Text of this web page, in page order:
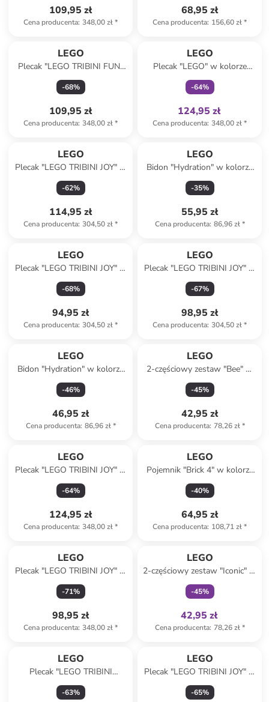
109,95 zł
Cena producenta: 348,00 zł*
68,95 zł
Cena producenta: 156,60 zł*
LEGO
Plecak "LEGO TRIBINI FUN"
w kolorze czarnym - 29 x 37 x
13 cm
-68%
109,95 zł
Cena producenta: 348,00 zł*
LEGO
Plecak "LEGO" w kolorze
zielonym - 20 x 29 x 10 cm
-64%
124,95 zł
Cena producenta: 348,00 zł*
LEGO
Plecak "LEGO TRIBINI JOY" w
kolorze błękitnym - 29 x 40 x
12 cm
-62%
114,95 zł
Cena producenta: 304,50 zł*
LEGO
Bidon "Hydration" w kolorze
czerwonym - 500 ml
-35%
55,95 zł
Cena producenta: 86,96 zł*
LEGO
Plecak "LEGO TRIBINI JOY" w
kolorze turkusowym - 29 x 49
x 12 cm
-68%
94,95 zł
Cena producenta: 304,50 zł*
LEGO
Plecak "LEGO TRIBINI JOY" w
kolorze jasnoróżowym - 29 x
40 x 12 cm
-67%
98,95 zł
Cena producenta: 304,50 zł*
LEGO
Bidon "Hydration" w kolorze
fioletowym - 500 ml
-46%
46,95 zł
Cena producenta: 86,96 zł*
LEGO
2-częściowy zestaw "Bee" w
kolorze różowo-fioletowym
na lunch
-45%
42,95 zł
Cena producenta: 78,26 zł*
LEGO
Plecak "LEGO TRIBINI JOY" w
kolorze żółtym - 29 x 40 x 12
cm
-64%
124,95 zł
Cena producenta: 348,00 zł*
LEGO
Pojemnik "Brick 4" w kolorze
szarozielonym na lunch - 16,5
x 11,6 x 17,3 cm
-40%
64,95 zł
Cena producenta: 108,71 zł*
LEGO
Plecak "LEGO TRIBINI JOY" w
kolorze turkusowym - 29 x 40
x 12 cm
-71%
98,95 zł
Cena producenta: 348,00 zł*
LEGO
2-częściowy zestaw "Iconic" w
kolorze niebiesko-czerwonym
na lunch
-45%
42,95 zł
Cena producenta: 78,26 zł*
LEGO
Plecak "LEGO TRIBINI
HAPPY" w kolorze czarnym -
32 x 39 x 16 cm
-63%
LEGO
Plecak "LEGO TRIBINI JOY" w
kolorze błękitnym - 29 x 49 x
12 cm
-65%